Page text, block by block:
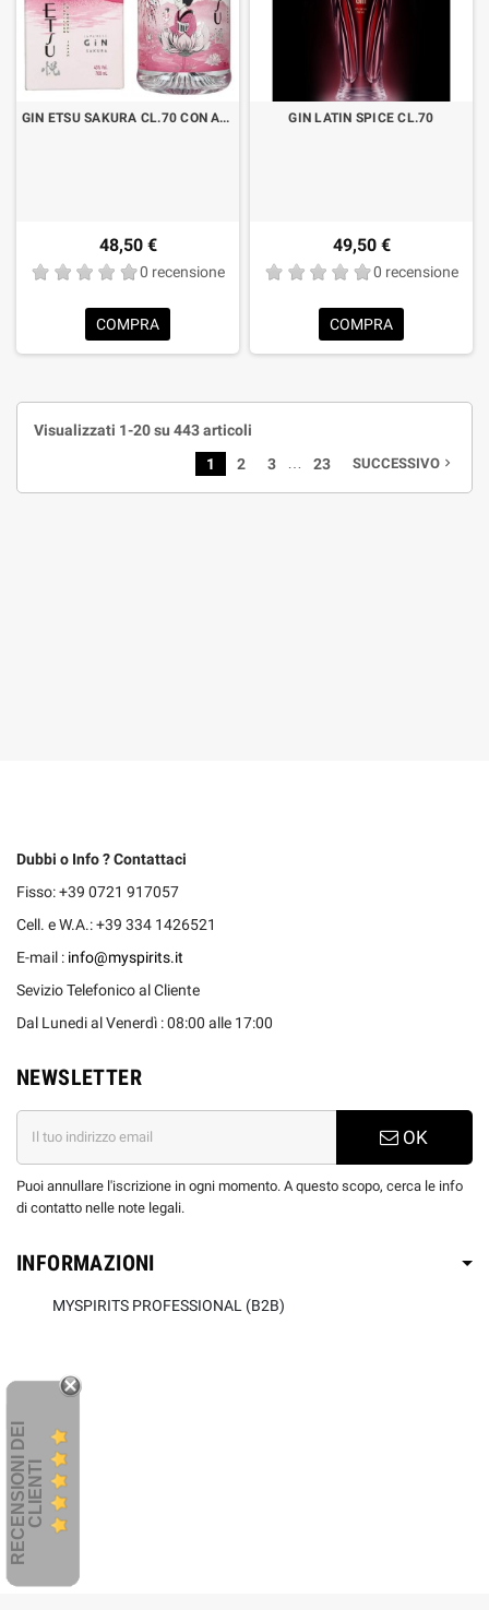
GIN ETSU SAKURA CL.70 CON ASTUCCIO
48,50 €
0 recensione
COMPRA
GIN LATIN SPICE CL.70
49,50 €
0 recensione
COMPRA
Visualizzati 1-20 su 443 articoli
1
2 3 23 SUCCESSIVO navigate_next
Dubbi o Info ? Contattaci
Fisso: +39 0721 917057
Cell. e W.A.: +39 334 1426521
E-mail : info@myspirits.it
Sevizio Telefonico al Cliente
Dal Lunedi al Venerdì : 08:00 alle 17:00
NEWSLETTER
OK
Puoi annullare l'iscrizione in ogni momento. A questo scopo, cerca le info
di contatto nelle note legali.
INFORMAZIONI
MYSPIRITS PROFESSIONAL (B2B)
R
E
C
E
N
S
I
ON
I
D
E
I
C
L
I
E
N
TI